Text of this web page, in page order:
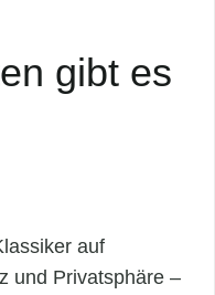
gibt es
auf
und Privatsphäre –